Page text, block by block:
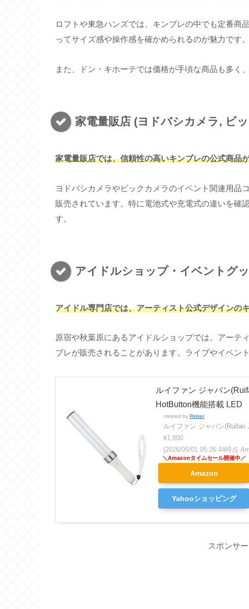
ロフトや東急ハンズでは、キンブレの中でも定番商
ってサイズ感や操作感を確かめられるのが魅力です。
また、ドン・キホーテでは価格が手頃な商品も多く
家電量販店 (ヨドバシカメラ, ビ
家電量販店では、信頼性の高いキンブレの公式商品
ヨドバシカメラやビックカメラのイベント関連用品
販売されています。特に電池式や充電式の違いを確
す。
アイドルショップ・イベントグ
アイドル専門店では、アーティスト公式デザインの
原宿や秋葉原にあるアイドルショップでは、アーテ
ブレが販売されることがあります。ライブやイベン
ルイファン ジャパン
HotButton機能搭載 LED
created by Rinker
ルイファン ジャパン(Ruifan
¥1,800
(2026/05/01 05:26:44時点
Amazon
Yahooショッピング
スポンサ